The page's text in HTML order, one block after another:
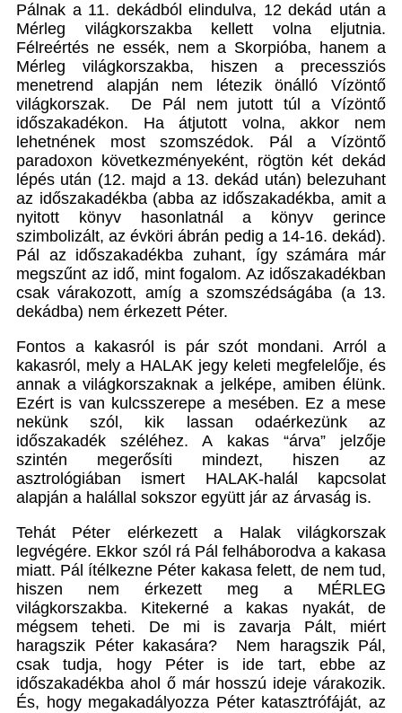
Pálnak a 11. dekádból elindulva, 12 dekád után a
Mérleg világkorszakba kellett volna eljutnia.
Félreértés ne essék, nem a Skorpióba, hanem a
Mérleg világkorszakba, hiszen a precessziós
menetrend alapján nem létezik önálló Vízöntő
világkorszak. De Pál nem jutott túl a Vízöntő
időszakadékon. Ha átjutott volna, akkor nem
lehetnének most szomszédok. Pál a Vízöntő
paradoxon következményeként, rögtön két dekád
lépés után (12. majd a 13. dekád után) belezuhant
az időszakadékba (abba az időszakadékba, amit a
nyitott könyv hasonlatnál a könyv gerince
szimbolizált, az évköri ábrán pedig a 14-16. dekád).
Pál az időszakadékba zuhant, így számára már
megszűnt az idő, mint fogalom. Az időszakadékban
csak várakozott, amíg a szomszédságába (a 13.
dekádba) nem érkezett Péter.
Fontos a kakasról is pár szót mondani. Arról a
kakasról, mely a HALAK jegy keleti megfelelője, és
annak a világkorszaknak a jelképe, amiben élünk.
Ezért is van kulcsszerepe a mesében. Ez a mese
nekünk szól, kik lassan odaérkezünk az
időszakadék széléhez. A kakas “árva” jelzője
szintén megerősíti mindezt, hiszen az
asztrológiában ismert HALAK-halál kapcsolat
alapján a halállal sokszor együtt jár az árvaság is.
Tehát Péter elérkezett a Halak világkorszak
legvégére. Ekkor szól rá Pál felháborodva a kakasa
miatt. Pál ítélkezne Péter kakasa felett, de nem tud,
hiszen nem érkezett meg a MÉRLEG
világkorszakba. Kitekerné a kakas nyakát, de
mégsem teheti. De mi is zavarja Pált, miért
haragszik Péter kakasára? Nem haragszik Pál,
csak tudja, hogy Péter is ide tart, ebbe az
időszakadékba ahol ő már hosszú ideje várakozik.
És, hogy megakadályozza Péter katasztrófáját, az